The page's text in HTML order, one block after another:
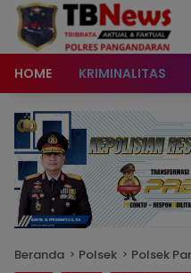
content
HOME KRIMINALITAS
Beranda Polsek Polsek